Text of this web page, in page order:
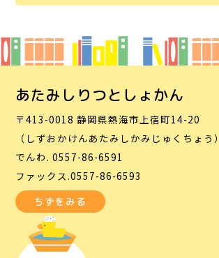
あたみしりつとしょかん
〒413-0018 静岡県熱海市上宿町14-20
（しずおかけんあたみしかみじゅくちょう）
でんわ. 0557-86-6591
ファックス.0557-86-6593
ちずをみる